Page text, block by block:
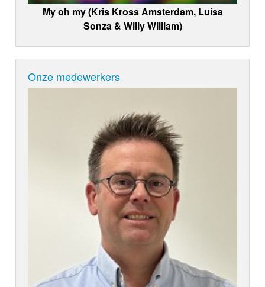
My oh my (Kris Kross Amsterdam, Luísa
Sonza & Willy William)
Onze medewerkers